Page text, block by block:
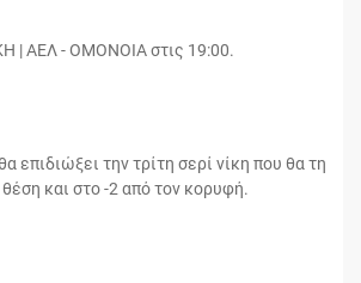
| ΑΕΛ - ΟΜΟΝΟΙΑ στις 19:00.
επιδιώξει την τρίτη σερί νίκη που θα τη
και στο -2 από τον κορυφή.